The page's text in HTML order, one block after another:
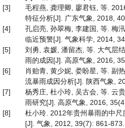
[3]
毛程燕, 龚理卿, 廖君钰, 等.
特征分析[J]. 广东气象, 2018,
[4]
孔启亮, 孙翠梅, 李建国, 等. 梅
临近预警[J]. 气象科学, 2014,
[5]
刘勇, 袁媛, 潘留杰, 等. 大气层
雨的成因[J]. 高原气象, 2016,
[6]
肖贻青, 黄少妮, 娄盼星, 等. 副
流暴雨成因分析[J]. 陕西气象,
[7]
杨秀庄, 杜小玲, 吴古会, 等. 云
雨研究[J]. 高原气象, 2016,
[8]
杜小玲. 2012年贵州暴雨的中
[J]. 气象, 2012, 39(7): 861-873.